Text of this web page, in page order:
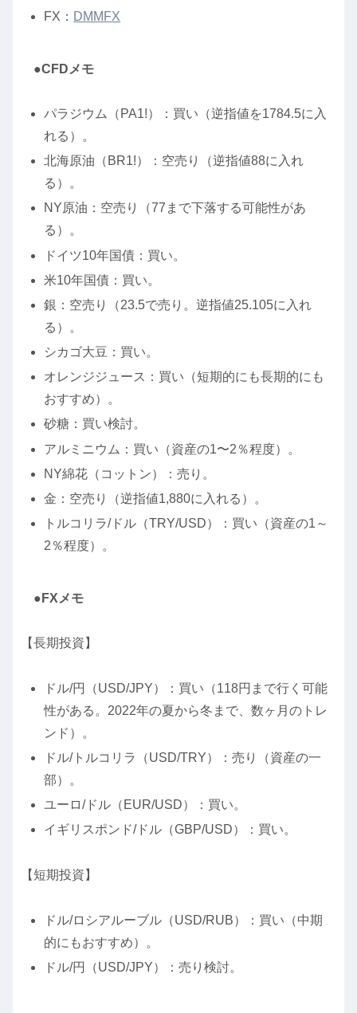
FX： DMMFX
●CFDメモ
パラジウム（PA1!）：買い（逆指値を1784.5に入
れる）。
北海原油（BR1!）：空売り（逆指値88に入れ
る）。
NY原油：空売り（77まで下落する可能性があ
る）。
ドイツ10年国債：買い。
米10年国債：買い。
銀：空売り（23.5で売り。逆指値25.105に入れ
る）。
シカゴ大豆：買い。
オレンジジュース：買い（短期的にも長期的にも
おすすめ）。
砂糖：買い検討。
アルミニウム：買い（資産の1〜2％程度）。
NY綿花（コットン）：売り。
金：空売り（逆指値1,880に入れる）。
トルコリラ/ドル（TRY/USD）：買い（資産の1～
2％程度）。
●FXメモ
【長期投資】
ドル/円（USD/JPY）：買い（118円まで行く可能
性がある。2022年の夏から冬まで、数ヶ月のトレ
ンド）。
ドル/トルコリラ（USD/TRY）：売り（資産の一
部）。
ユーロ/ドル（EUR/USD）：買い。
イギリスポンド/ドル（GBP/USD）：買い。
【短期投資】
ドル/ロシアルーブル（USD/RUB）：買い（中期
的にもおすすめ）。
ドル/円（USD/JPY）：売り検討。